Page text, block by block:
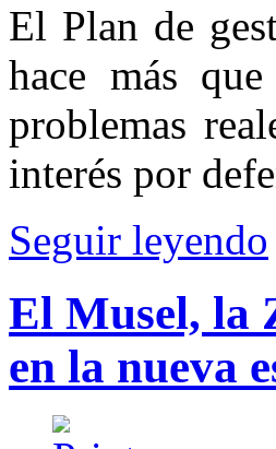
El Plan de
hace más
problemas
interés por
Seguir leyendo
El Musel, la
en la nueva